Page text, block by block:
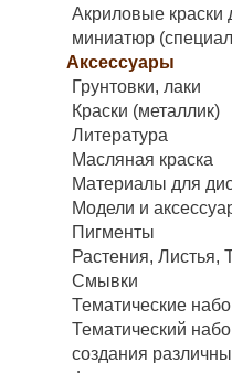
Акриловые краски
миниатюр
Аксессуары
Грунтовки, лаки
Краски (металлик)
Литература
Масляная краска
Материалы для
Модели и
Пигменты
Растения, Листья,
Смывки
Тематические
Тематический
создания